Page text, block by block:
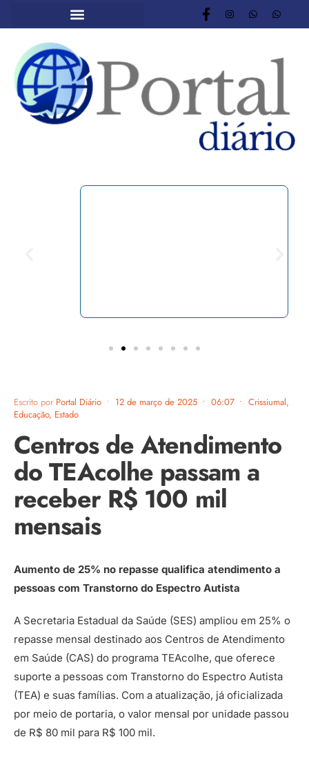
Escrito por Portal Diário • 12 de março de 2025 • 06:07 • Crissiumal,
Educação, Estado
Centros de Atendimento
do TEAcolhe passam a
receber R$ 100 mil
mensais
Aumento de 25% no repasse qualifica atendimento a
pessoas com Transtorno do Espectro Autista
A Secretaria Estadual da Saúde (SES) ampliou em 25% o
repasse mensal destinado aos Centros de Atendimento
em Saúde (CAS) do programa TEAcolhe, que oferece
suporte a pessoas com Transtorno do Espectro Autista
(TEA) e suas famílias. Com a atualização, já oficializada
por meio de portaria, o valor mensal por unidade passou
de R$ 80 mil para R$ 100 mil.